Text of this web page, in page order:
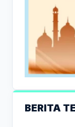
BERITA